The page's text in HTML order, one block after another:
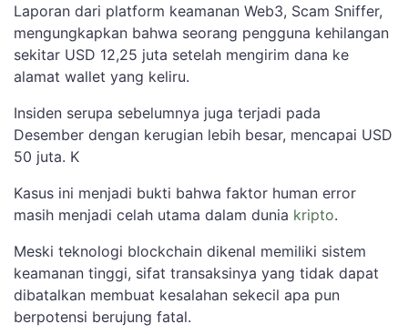
Laporan dari platform keamanan Web3, Scam Sniffer,
mengungkapkan bahwa seorang pengguna kehilangan
sekitar USD 12,25 juta setelah mengirim dana ke
alamat wallet yang keliru.
Insiden serupa sebelumnya juga terjadi pada
Desember dengan kerugian lebih besar, mencapai USD
50 juta. K
Kasus ini menjadi bukti bahwa faktor human error
masih menjadi celah utama dalam dunia kripto.
Meski teknologi blockchain dikenal memiliki sistem
keamanan tinggi, sifat transaksinya yang tidak dapat
dibatalkan membuat kesalahan sekecil apa pun
berpotensi berujung fatal.